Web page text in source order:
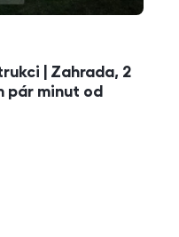
| Zahrada, 2
pár minut od